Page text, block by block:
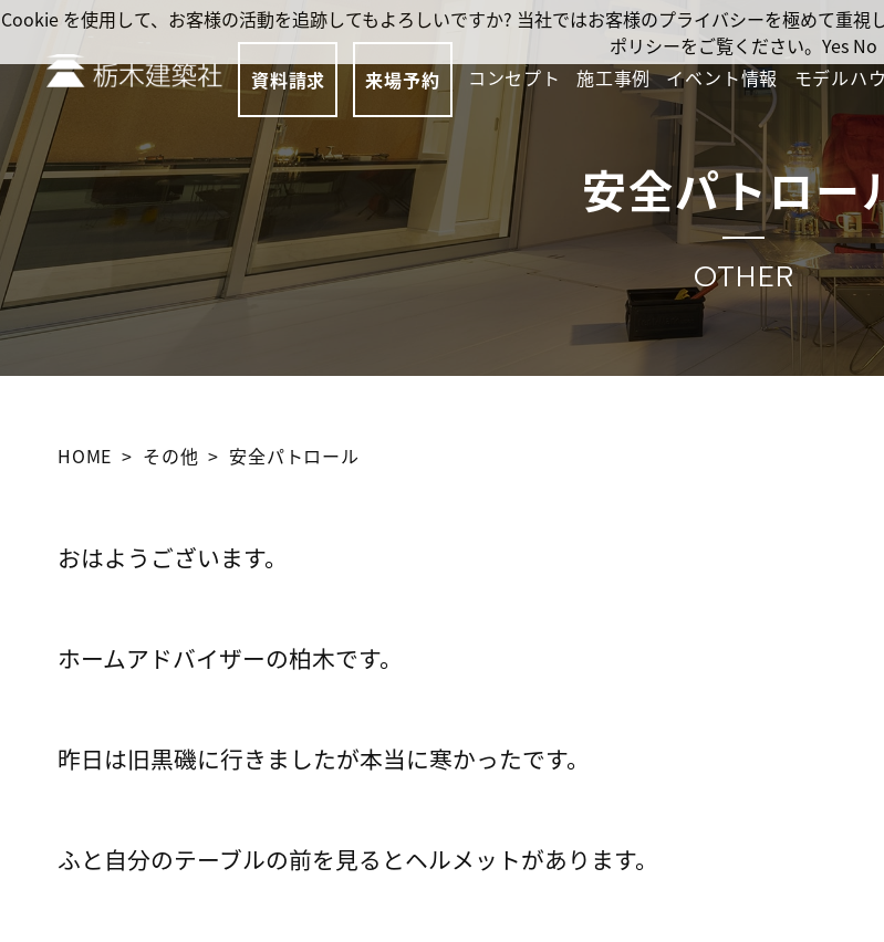
資料請求 来場予約 コンセプト 施工事例 イベント情報 モデルハ
安全パトロー
OTHER
HOME その他 安全パトロール
おはようございます。
ホームアドバイザーの柏木です。
昨日は旧黒磯に行きましたが本当に寒かったです。
ふと自分のテーブルの前を見るとヘルメットがあります。
Cookie を使用して、お客様の活動を追跡してもよろしいですか? 当社ではお客様のプライバシーを極めて重
ポリシーをご覧ください。 Yes No